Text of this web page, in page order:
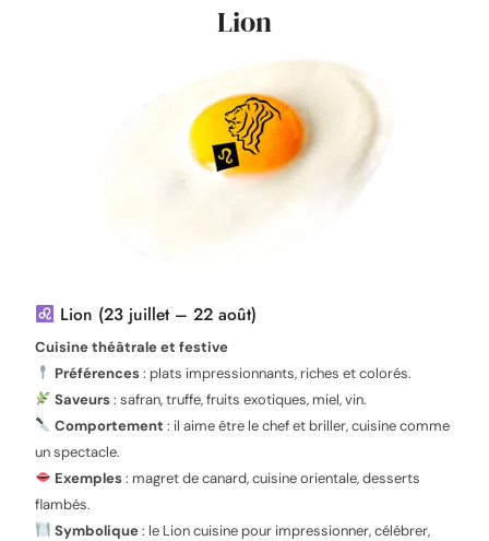
Lion
Lion (23 juillet – 22 août)
Cuisine théâtrale et festive
Préférences: plats impressionnants, riches et colorés.
Saveurs: safran, truffe, fruits exotiques, miel, vin.
Comportement : il aime être le chef et briller, cuisine comme
un spectacle.
Exemples: magret de canard, cuisine orientale, desserts
flambés.
Symbolique: le Lion cuisine pour impressionner, célébrer,